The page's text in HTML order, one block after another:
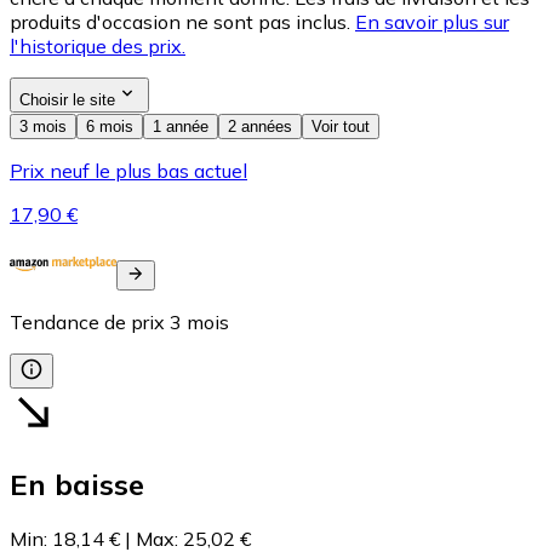
produits d'occasion ne sont pas inclus. En savoir plus sur
l'historique des prix.
Choisir le site
3 mois
6 mois 1 année 2 années Voir tout
Prix neuf le plus bas actuel
17,90 €
Tendance de prix 3 mois
En baisse
Min: 18,14 € | Max: 25,02 €